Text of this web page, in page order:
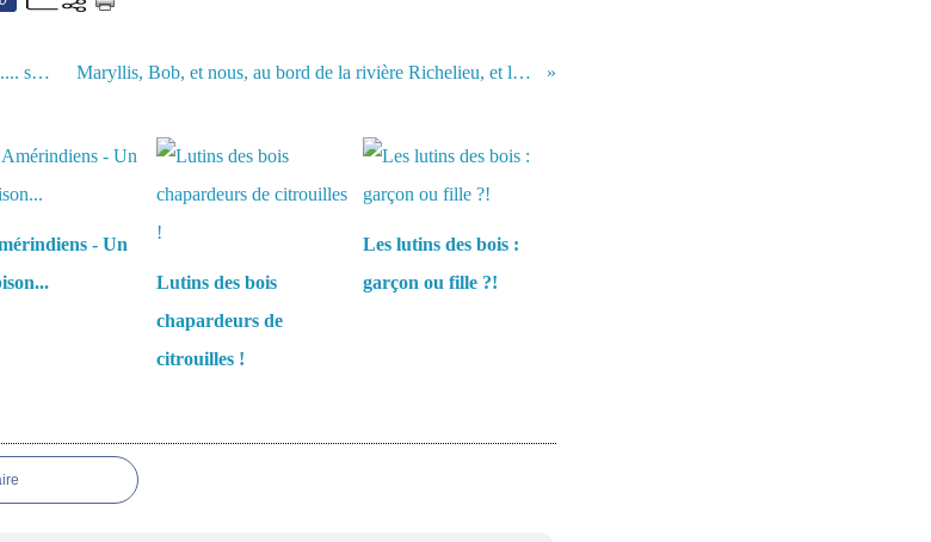
La nouvelle cuisine de Maryllis.... so vintage ! Maryllis, Bob, et nous, au bord de la rivière Richelieu, et la sécheresse...
- Un
Lutins des bois
chapardeurs de
citrouilles !
Les lutins des bois :
garçon ou fille ?!